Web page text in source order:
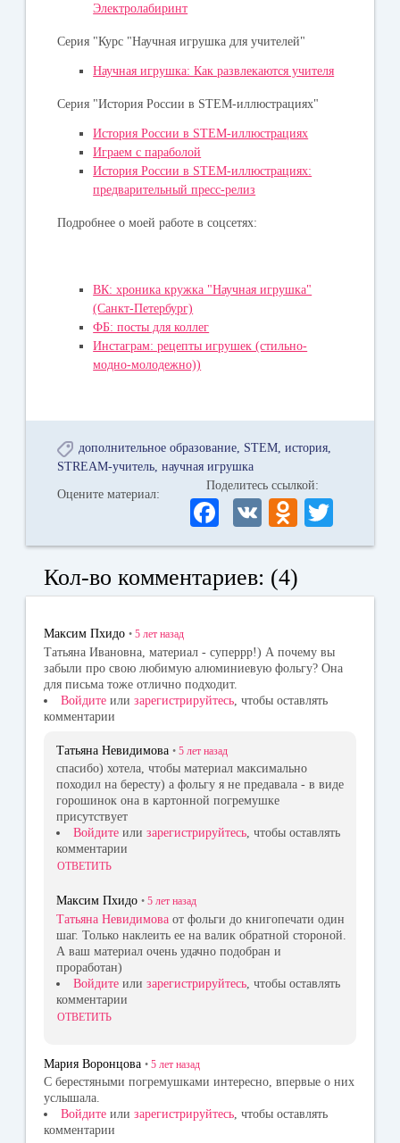
Электролабиринт
Серия "Курс "Научная игрушка для учителей"
Научная игрушка: Как развлекаются учителя
Серия "История России в STEM-иллюстрациях"
История России в STEM-иллюстрациях
Играем с параболой
История России в STEM-иллюстрациях:
предварительный пресс-релиз
Подробнее о моей работе в соцсетях:
ВК: хроника кружка "Научная игрушка"
(Санкт-Петербург)
ФБ: посты для коллег
Инстаграм: рецепты игрушек (стильно-
модно-молодежно))
дополнительное образование STEM история
STREAM-учитель научная игрушка
Оцените материал:
Поделитесь ссылкой:
Fa
ce
bo
ok
V
K
O
dn
la
ni
ki
wi
r
Кол-во комментариев: (4)
Максим Пхидо • 5 лет назад
Татьяна Ивановна, материал - суперрр!) А почему вы
забыли про свою любимую алюминиевую фольгу? Она
для письма тоже отлично подходит.
Войдите или зарегистрируйтесь , чтобы оставлять
комментарии
Татьяна Невидимова • 5 лет назад
спасибо) хотела, чтобы материал максимально
походил на бересту) а фольгу я не предавала - в виде
горошинок она в картонной погремушке
присутствует
Войдите или зарегистрируйтесь, чтобы оставлять
комментарии
ОТВЕТИТЬ
Максим Пхидо • 5 лет назад
Татьяна Невидимова от фольги до книгопечати один
шаг. Только наклеить ее на валик обратной стороной.
А ваш материал очень удачно подобран и
проработан)
Войдите или зарегистрируйтесь , чтобы оставлять
комментарии
ОТВЕТИТЬ
Мария Воронцова • 5 лет назад
С берестяными погремушками интересно, впервые о них
услышала.
Войдите или зарегистрируйтесь, чтобы оставлять
комментарии